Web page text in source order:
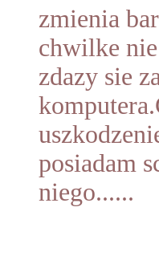
zmienia
chwilke nie
zdazy sie
posiadam
niego......